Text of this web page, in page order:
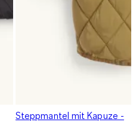
Steppmantel mit Kapuze -